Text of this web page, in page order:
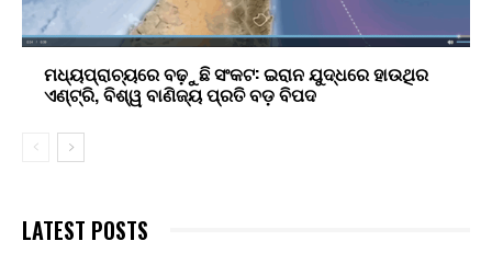
ମଧ୍ୟପ୍ରାଚ୍ୟରେ ବଢ଼ୁଛି ସଂକଟ: ଇରାନ ଯୁଦ୍ଧରେ ହାଉଥିର
ଏଣ୍ଟ୍ରି, ବିଶ୍ୱ ବାଣିଜ୍ୟ ପ୍ରତି ବଡ଼ ବିପଦ
LATEST POSTS